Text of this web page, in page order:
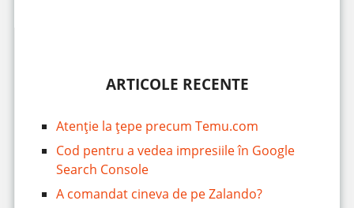
ARTICOLE RECENTE
Atenție la țepe precum Temu.com
Cod pentru a vedea impresiile în Google
Search Console
A comandat cineva de pe Zalando?